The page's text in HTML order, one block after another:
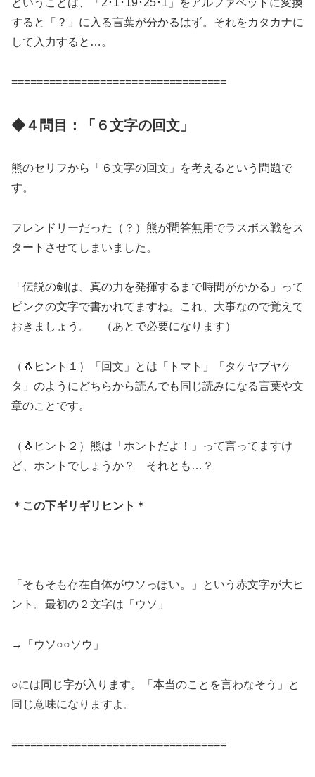
ということは、「2･1･19･25･1」をアルファベットに変換
すると「？」に入る言葉が分かるはず。それをカタカナに
して入力すると…。
==================================
◆４問目：「６文字の回文」
熊のセリフから「６文字の回文」を考えるという問題で
す。
フレンドリーだった（？）熊が問答無用でラスボス戦をス
タートさせてしまいました。
「伝説の剣は、真の力を発揮するまで時間がかかる」って
ピンクの文字で書かれてますね。これ、大事なので覚えて
おきましょう。 （あとで必要になります）
（🐧ヒント１）「回文」とは「トマト」「タケヤブヤケ
タ」のようにどちらから読んでも同じ読みになる言葉や文
章のことです。
（🐧ヒント２）熊は「ホントだよ！」って言ってますけ
ど、ホントでしょうか？ それとも…？
＊この下ギリギリヒント＊
「そもそも存在自体がウソっぽい。」という赤文字が大ヒ
ント。最初の２文字は「ウソ」
→「ウソ○○ソウ」
○には同じ字が入ります。「本当のことを言わなそう」と
同じ意味になりますよ。
==================================